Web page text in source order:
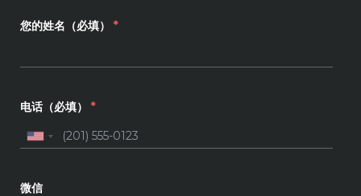
您的姓名（必填） *
电话（必填） *
微信